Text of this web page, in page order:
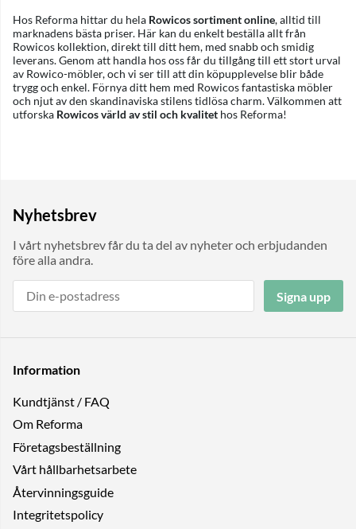
Hos Reforma hittar du hela Rowicos sortiment online, alltid till
marknadens bästa priser. Här kan du enkelt beställa allt från
Rowicos kollektion, direkt till ditt hem, med snabb och smidig
leverans. Genom att handla hos oss får du tillgång till ett stort urval
av Rowico-möbler, och vi ser till att din köpupplevelse blir både
trygg och enkel. Förnya ditt hem med Rowicos fantastiska möbler
och njut av den skandinaviska stilens tidlösa charm. Välkommen att
utforska Rowicos värld av stil och kvalitet hos Reforma!
Nyhetsbrev
I vårt nyhetsbrev får du ta del av nyheter och erbjudanden
före alla andra.
Signa upp
Information
Kundtjänst / FAQ
Om Reforma
Företagsbeställning
Vårt hållbarhetsarbete
Återvinningsguide
Integritetspolicy